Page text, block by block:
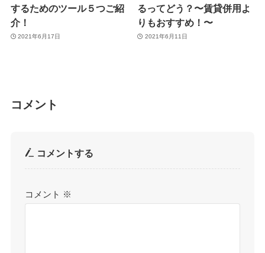
するためのツール５つご紹
介！
2021年6月17日
るってどう？〜賃貸併用よ
りもおすすめ！〜
2021年6月11日
コメント
コメントする
コメント ※